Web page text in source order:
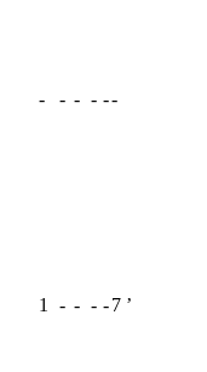
- - - - --
1 - - - -7 ʼ